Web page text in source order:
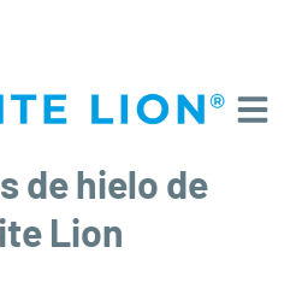
de hielo de
Lion